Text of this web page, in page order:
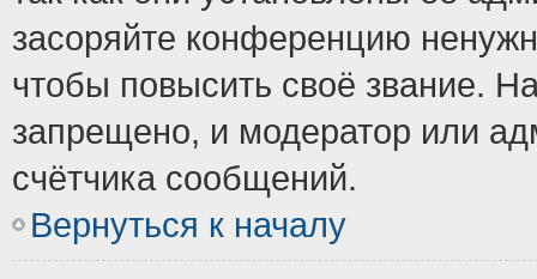
засоряйте конференцию
чтобы повысить своё звание.
запрещено, и модератор или
счётчика сообщений.
Вернуться к началу